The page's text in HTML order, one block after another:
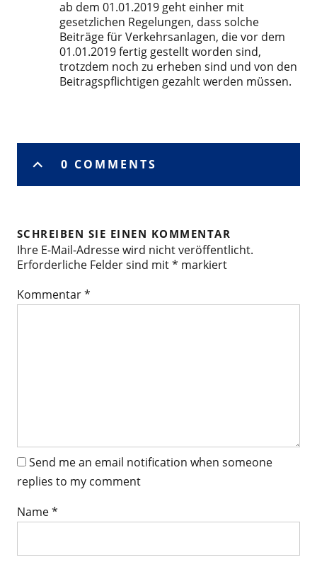
ab dem 01.01.2019 geht einher mit
gesetzlichen Regelungen, dass solche
Beiträge für Verkehrsanlagen, die vor dem
01.01.2019 fertig gestellt worden sind,
trotzdem noch zu erheben sind und von den
Beitragspflichtigen gezahlt werden müssen.
0 COMMENTS
SCHREIBEN SIE EINEN KOMMENTAR
Ihre E-Mail-Adresse wird nicht veröffentlicht.
Erforderliche Felder sind mit* markiert
Kommentar*
Send me an email notification when someone
replies to my comment
Name*